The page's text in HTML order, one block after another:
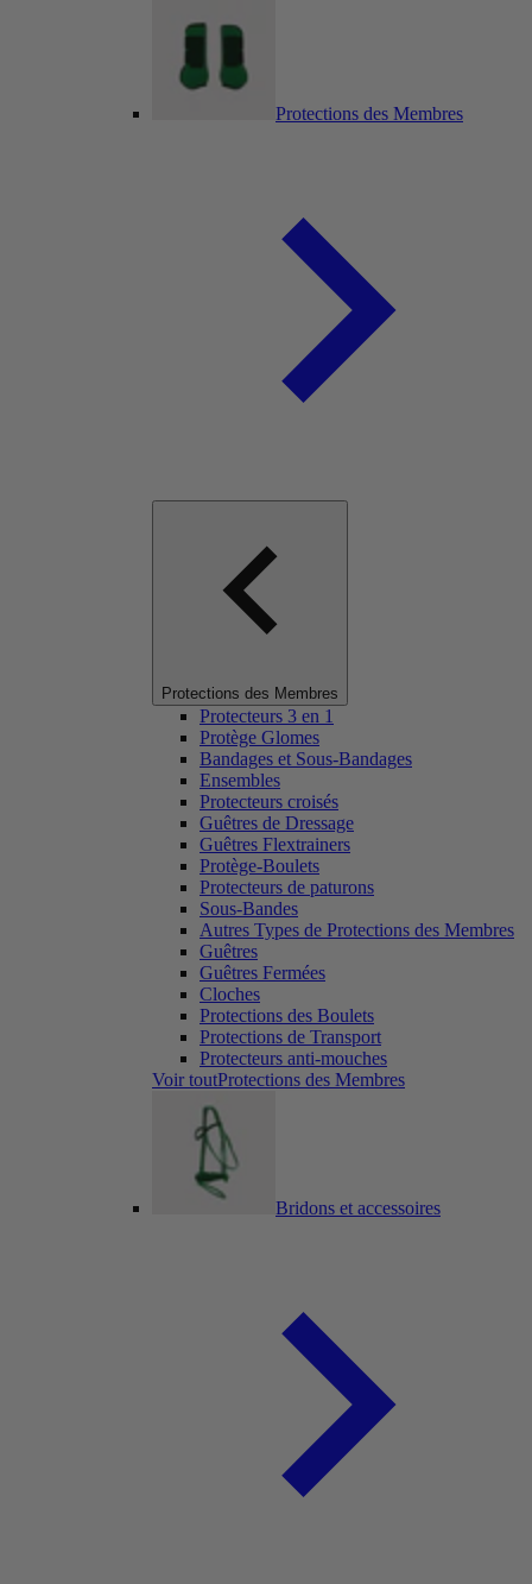
Protections des Membres
Protections des Membres
Protecteurs 3 en 1
Protège Glomes
Bandages et Sous-Bandages
Ensembles
Protecteurs croisés
Guêtres de Dressage
Guêtres Flextrainers
Protège-Boulets
Protecteurs de paturons
Sous-Bandes
Autres Types de Protections des Membres
Guêtres
Guêtres Fermées
Cloches
Protections des Boulets
Protections de Transport
Protecteurs anti-mouches
Voir toutProtections des Membres
Bridons et accessoires